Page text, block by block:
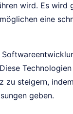
wird. Es wird
eine
steigern,
geben.